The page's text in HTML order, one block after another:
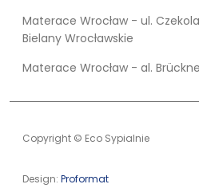
Materace Wrocław - ul.
Bielany Wrocławskie
Materace Wrocław - al.
Copyright © Eco Sypialnie
Design: Proformat